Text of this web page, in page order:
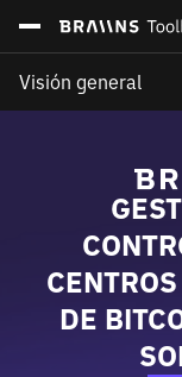
Visión general
DE